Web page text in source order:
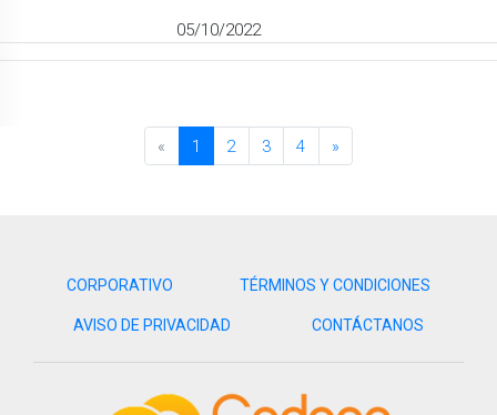
05/10/2022
« 1 2 3 4 »
CORPORATIVO TÉRMINOS Y CONDICIONES
AVISO DE PRIVACIDAD CONTÁCTANOS